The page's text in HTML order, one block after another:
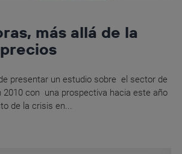
más allá de la
presentar un estudio sobre el sector de
2010 con una prospectiva hacia este año
de la crisis en...